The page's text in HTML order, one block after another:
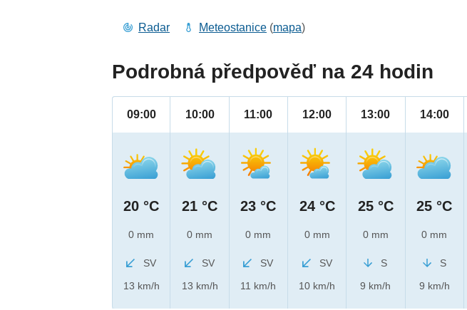
Radar Meteostanice (mapa)
Podrobná předpověď na 24 hodin
09:00
20 °C
0 mm
SV
13 km/h
10:00
21 °C
0 mm
SV
13 km/h
11:00
23 °C
0 mm
SV
11 km/h
12:00
24 °C
0 mm
SV
10 km/h
13:00
25 °C
0 mm
S
9 km/h
14:00
25 °C
0 mm
S
9 km/h